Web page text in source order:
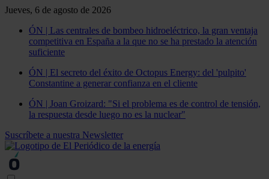
Jueves, 6 de agosto de 2026
ÓN | Las centrales de bombeo hidroeléctrico, la gran ventaja
competitiva en España a la que no se ha prestado la atención
suficiente
ÓN | El secreto del éxito de Octopus Energy: del 'pulpito'
Constantine a generar confianza en el cliente
ÓN | Joan Groizard: "Si el problema es de control de tensión,
la respuesta desde luego no es la nuclear"
Suscríbete a nuestra Newsletter